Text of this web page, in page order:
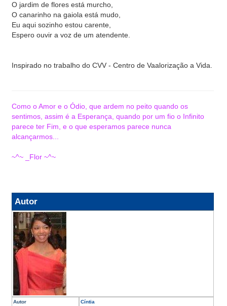
O jardim de flores está murcho,
O canarinho na gaiola está mudo,
Eu aqui sozinho estou carente,
Espero ouvir a voz de um atendente.
Inspirado no trabalho do CVV - Centro de Vaalorização a Vida.
Como o Amor e o Ódio, que ardem no peito quando os
sentimos, assim é a Esperança, quando por um fio o Infinito
parece ter Fim, e o que esperamos parece nunca
alcançarmos...
~^~ _Flor ~^~
Autor
Autor Cíntia